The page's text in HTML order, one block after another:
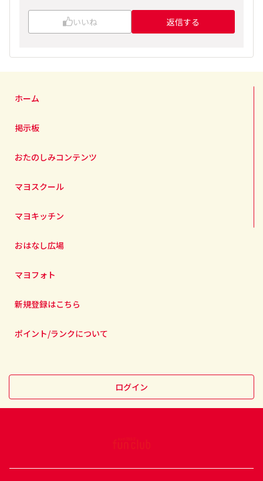
いいね 返信する
ホーム
掲示板
おたのしみコンテンツ
マヨスクール
マヨキッチン
おはなし広場
マヨフォト
新規登録はこちら
ポイント/ランクについて
ログイン